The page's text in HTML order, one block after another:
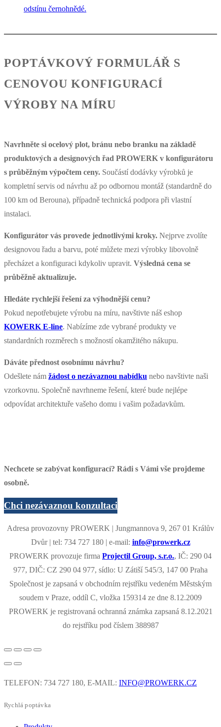
POPTÁVKOVÝ FORMULÁŘ S
CENOVOU KONFIGURACÍ
VÝROBY NA MÍRU
Navrhněte si ocelový plot, bránu nebo branku na základě
produktových a designových řad PROWERK v konfigurátoru
s průběžným výpočtem ceny. Součástí dodávky výrobků je
kompletní servis od návrhu až po odbornou montáž (standardně do
100 km od Berouna), případně technická podpora při vlastní
instalaci.
Konfigurátor vás provede jednotlivými kroky. Nejprve zvolíte
designovou řadu a barvu, poté můžete mezi výrobky libovolně
přecházet a konfiguraci kdykoliv upravit. Výsledná cena se
průběžně aktualizuje.
Hledáte rychlejší řešení za výhodnější cenu?
Pokud nepotřebujete výrobu na míru, navštivte náš eshop
KOWERK E-line. Nabízíme zde vybrané produkty ve
standardních rozměrech s možností okamžitého nákupu.
Dáváte přednost osobnímu návrhu?
Odešlete nám žádost o nezávaznou nabídku nebo navštivte naši
vzorkovnu. Společně navrhneme řešení, které bude nejlépe
odpovídat architektuře vašeho domu i vašim požadavkům.
Nechcete se zabývat konfigurací? Rádi s Vámi vše projdeme
osobně.
Chci nezávaznou konzultaci
Adresa provozovny PROWERK | Jungmannova 9, 267 01 Králův
Dvůr | tel: 734 727 180 | e-mail: info@prowerk.cz
PROWERK provozuje firma Projectil Group, s.r.o., IČ: 290 04
977, DIČ: CZ 290 04 977, sídlo: U Zátiší 545/3, 147 00 Praha
Společnost je zapsaná v obchodním rejstříku vedeném Městským
soudem v Praze, oddíl C, vložka 159314 ze dne 8.12.2009
PROWERK je registrovaná ochranná známka zapsaná 8.12.2021
do rejstříku pod číslem 388987
TELEFON: 734 727 180, E-MAIL: INFO@PROWERK.CZ
Rychlá poptávka